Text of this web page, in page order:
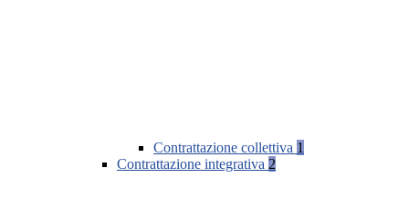
Contrattazione collettiva 1
Contrattazione integrativa 2